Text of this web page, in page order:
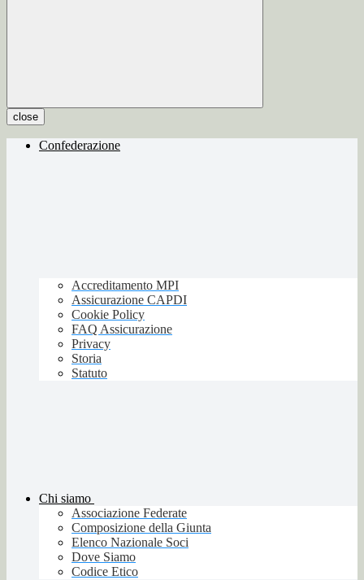
close
Confederazione
Accreditamento MPI
Assicurazione CAPDI
Cookie Policy
FAQ Assicurazione
Privacy
Storia
Statuto
Chi siamo
Associazione Federate
Composizione della Giunta
Elenco Nazionale Soci
Dove Siamo
Codice Etico